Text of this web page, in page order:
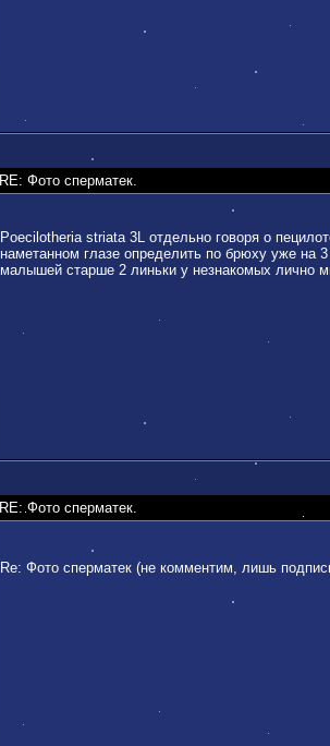
RE: Фото сперматек.
Poecilotheria striata 3L отдельно говоря о
наметанном глазе определить по брюху уже на
малышей старше 2 линьки у незнакомых лично
RE: Фото сперматек.
Re: Фото сперматек (не комментим, лишь